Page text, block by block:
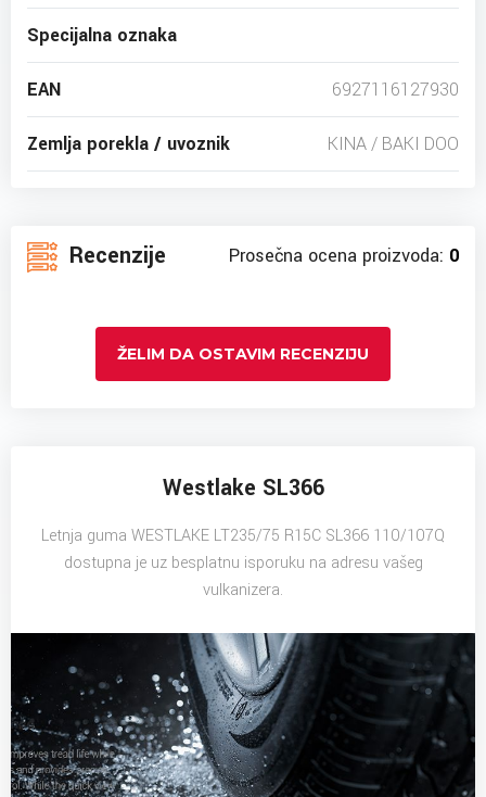
Specijalna oznaka
EAN 6927116127930
Zemlja porekla / uvoznik KINA / BAKI DOO
Recenzije Prosečna ocena proizvoda: 0
ŽELIM DA OSTAVIM RECENZIJU
Westlake SL366
Letnja guma WESTLAKE LT235/75 R15C SL366 110/107Q
dostupna je uz besplatnu isporuku na adresu vašeg
vulkanizera.